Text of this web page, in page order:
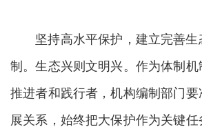
坚持高水平保护，建立完善生
制。生态兴则文明兴。作为体制机
推进者和践行者，机构编制部门
展关系，始终把大保护作为关键